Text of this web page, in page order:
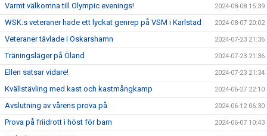
Varmt välkomna till Olympic evenings! 2024-08-08 15:39
WSK:s veteraner hade ett lyckat genrep på VSM i Karlstad 2024-08-07 20:02
Veteraner tävlade i Oskarshamn 2024-07-23 21:36
Träningsläger på Öland 2024-07-23 21:36
Ellen satsar vidare! 2024-07-23 21:34
Kvällstävling med kast och kastmångkamp 2024-06-27 22:10
Avslutning av vårens prova på 2024-06-12 06:30
Prova på friidrott i höst för barn 2024-06-07 10:43